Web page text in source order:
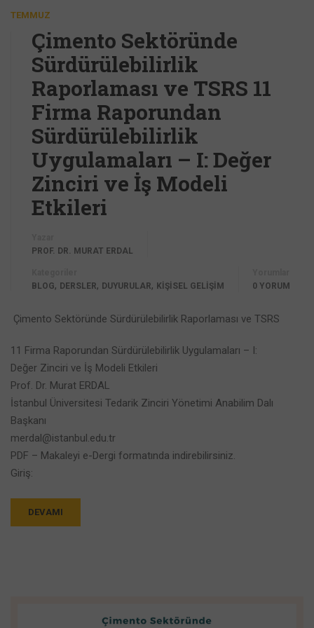
TEMMUZ
Çimento Sektöründe
Sürdürülebilirlik
Raporlaması ve TSRS 11
Firma Raporundan
Sürdürülebilirlik
Uygulamaları – I: Değer
Zinciri ve İş Modeli
Etkileri
PROF. DR. MURAT ERDAL
BLOG, DERSLER, DUYURULAR, KİŞİSEL GELİŞİM
0 YORUM
Çimento Sektöründe Sürdürülebilirlik Raporlaması ve TSRS
11 Firma Raporundan Sürdürülebilirlik Uygulamaları – I:
Değer Zinciri ve İş Modeli Etkileri
Prof. Dr. Murat ERDAL
İstanbul Üniversitesi Tedarik Zinciri Yönetimi Anabilim Dalı
Başkanı
merdal@istanbul.edu.tr
PDF – Makaleyi e-Dergi formatında indirebilirsiniz.
Giriş:
DEVAMI